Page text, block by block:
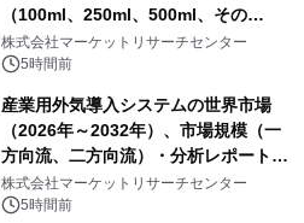
（100ml、250ml、500ml、その
他）・分析レポートを発表
株式会社マーケットリサーチセンター
5時間前
産業用外気導入システムの世界市場
（2026年～2032年）、市場規模（一
方向流、二方向流）・分析レポートを
発表
株式会社マーケットリサーチセンター
5時間前